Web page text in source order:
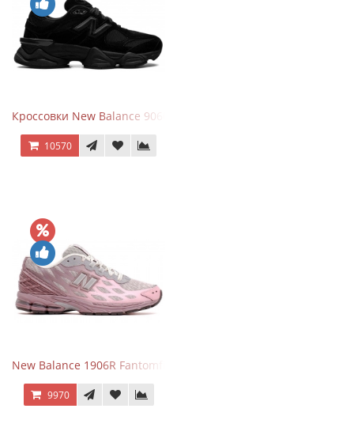
Кроссовки New Balance 9060 Triple Black
10570
New Balance 1906R Fantomfit Ice Wine
9970